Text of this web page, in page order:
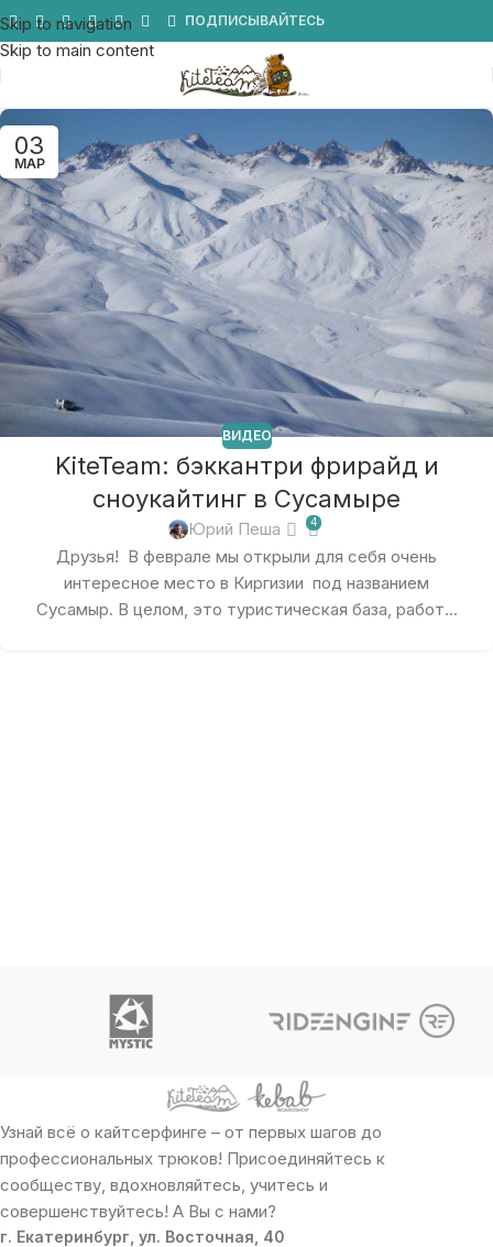
Skip to navigation
Skip to main content
ПОДПИСЫВАЙТЕСЬ
03
МАР
ВИДЕО
KiteTeam: бэккантри фрирайд и
сноукайтинг в Сусамыре
Юрий Пеша 4
Друзья! В феврале мы открыли для себя очень
интересное место в Киргизии под названием
Сусамыр. В целом, это туристическая база, работ...
Узнай всё о кайтсерфинге – от первых шагов до
профессиональных трюков! Присоединяйтесь к
сообществу, вдохновляйтесь, учитесь и
совершенствуйтесь! А Вы с нами?
г. Екатеринбург, ул. Восточная, 40